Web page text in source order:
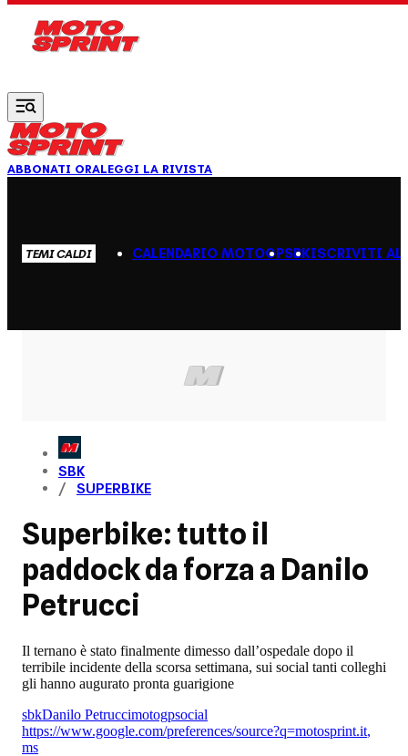
ABBONATI ORALEGGI LA RIVISTA
TEMI CALDI CALENDARIO MOTOGPSBKISCRIVITI AL
SBK
SUPERBIKE
Superbike: tutto il
paddock da forza a Danilo
Petrucci
Il ternano è stato finalmente dimesso dall’ospedale dopo il
terribile incidente della scorsa settimana, sui social tanti colleghi
gli hanno augurato pronta guarigione
sbkDanilo Petruccimotogpsocial
https://www.google.com/preferences/source?q=motosprint.it,
ms